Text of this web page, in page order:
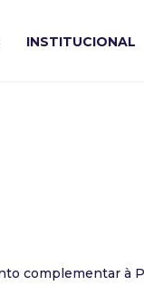
INSTITUCIONAL
complementar à